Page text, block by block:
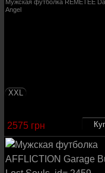
Мужская футболка REMETEE
Angel
XXL
2575 грн